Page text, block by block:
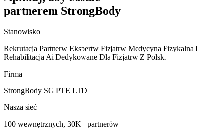
partnerem StrongBody
Stanowisko
Rekrutacja Partnerw Ekspertw Fizjatrw Medycyna Fizykalna I
Rehabilitacja Ai Dedykowane Dla Fizjatrw Z Polski
Firma
StrongBody SG PTE LTD
Nasza sieć
100 wewnętrznych, 30K+ partnerów